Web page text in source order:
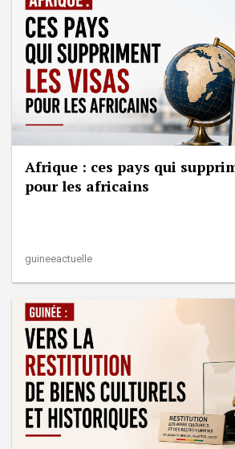
Afrique : ces pays qui
pour les africains
guineeactuelle